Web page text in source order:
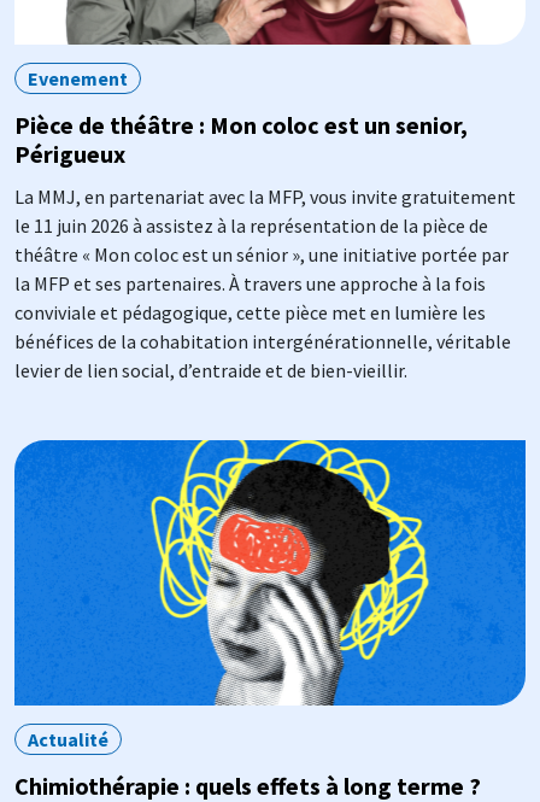
Evenement
Pièce de théâtre : Mon coloc est un senior,
Périgueux
La MMJ, en partenariat avec la MFP, vous invite gratuitement
le 11 juin 2026 à assistez à la représentation de la pièce de
théâtre « Mon coloc est un sénior », une initiative portée par
la MFP et ses partenaires. À travers une approche à la fois
conviviale et pédagogique, cette pièce met en lumière les
bénéfices de la cohabitation intergénérationnelle, véritable
levier de lien social, d’entraide et de bien-vieillir.
Image
Actualité
Chimiothérapie : quels effets à long terme ?